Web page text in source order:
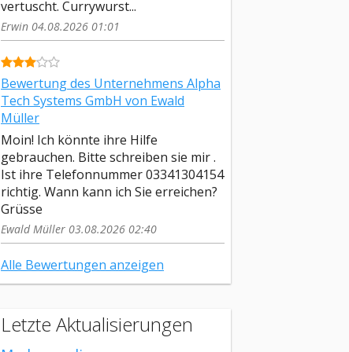
vertuscht. Currywurst...
Erwin 04.08.2026 01:01
Bewertung des Unternehmens Alpha
Tech Systems GmbH von Ewald
Müller
Moin! Ich könnte ihre Hilfe
gebrauchen. Bitte schreiben sie mir .
Ist ihre Telefonnummer 03341304154
richtig. Wann kann ich Sie erreichen?
Grüsse
Ewald Müller 03.08.2026 02:40
Alle Bewertungen anzeigen
Letzte Aktualisierungen